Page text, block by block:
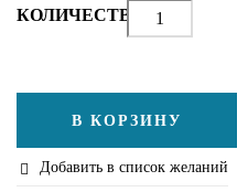
КОЛИЧЕСТВО
В КОРЗИНУ
 Добавить в список желаний